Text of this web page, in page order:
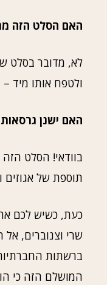
האם הסלט הזה
לא, מדובר בסלט
ולטפח אותו מיד –
האם ישנן
בוודאי! הסלט
תוספת של אגוזים
כעת, כשיש לכם
שרי וצנוברים,
ברשתות
המושלם הזה כי